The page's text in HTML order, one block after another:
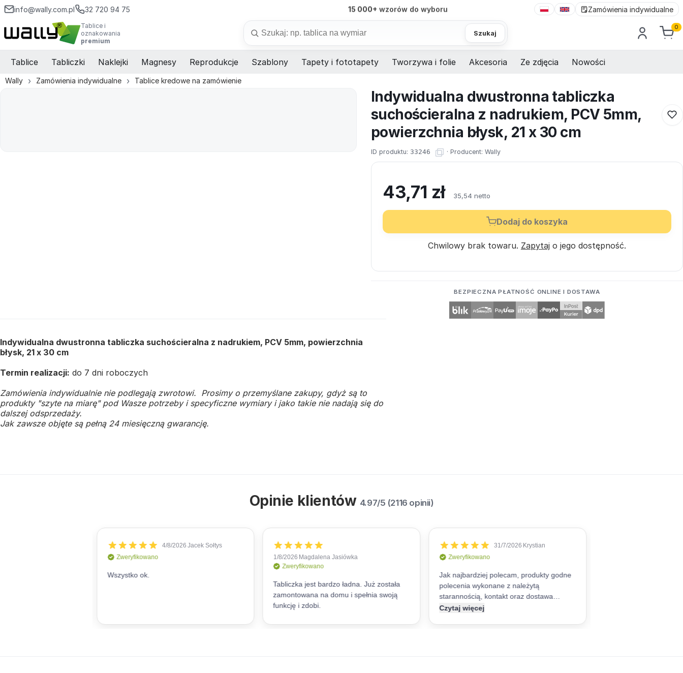
info@wally.com.pl 32 720 94 75 98%dostaw na czas Zamówienia indywidualne
Tablice i
oznakowania
premium
Szukaj
0
Tablice Tabliczki Naklejki Magnesy Reprodukcje Szablony Tapety i fototapety Tworzywa i folie Akcesoria Ze zdjęcia Nowości
Wally Zamówienia indywidualne Tablice kredowe na zamówienie
Indywidualna dwustronna tabliczka
suchościeralna z nadrukiem, PCV 5mm,
powierzchnia błysk, 21 x 30 cm
ID produktu: 33246 · Producent: Wally
43,71 zł 35,54 netto
Dodaj do koszyka
Chwilowy brak towaru. Zapytaj o jego dostępność.
BEZPIECZNA PŁATNOŚĆ ONLINE I DOSTAWA
Indywidualna dwustronna tabliczka suchościeralna z nadrukiem, PCV 5mm, powierzchnia
błysk, 21 x 30 cm
Termin realizacji: do 7 dni roboczych
Zamówienia indywidualnie nie podlegają zwrotowi. Prosimy o przemyślane zakupy, gdyż są to
produkty "szyte na miarę" pod Wasze potrzeby i specyficzne wymiary i jako takie nie nadają się do
dalszej odsprzedaży.
Jak zawsze objęte są pełną 24 miesięczną gwarancję.
Opinie klientów 4.97/5 (2116 opinii)